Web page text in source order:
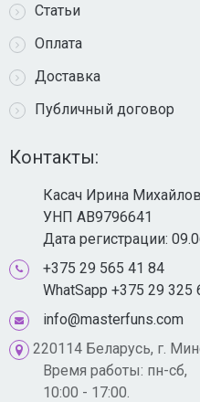
Статьи
Оплата
Доставка
Публичный договор
Контакты:
Касач Ирина
УНП AB9796641
Дата регистрации:
+375 29 565 41 84
WhatSapp +375 29 325
info@masterfuns.com
220114 Беларусь, г.
Время работы: пн-сб,
10:00 - 17:00.